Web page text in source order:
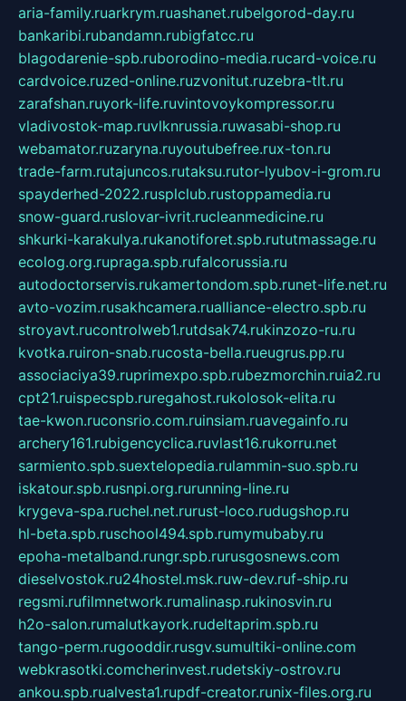
aria-family.ruarkrym.ruashanet.rubelgorod-day.ru
bankaribi.rubandamn.rubigfatcc.ru
blagodarenie-spb.ruborodino-media.rucard-voice.ru
cardvoice.ruzed-online.ruzvonitut.ruzebra-tlt.ru
zarafshan.ruyork-life.ruvintovoykompressor.ru
vladivostok-map.ruvlknrussia.ruwasabi-shop.ru
webamator.ruzaryna.ruyoutubefree.rux-ton.ru
trade-farm.rutajuncos.rutaksu.rutor-lyubov-i-grom.ru
spayderhed-2022.rusplclub.rustoppamedia.ru
snow-guard.ruslovar-ivrit.rucleanmedicine.ru
shkurki-karakulya.rukanotiforet.spb.rututmassage.ru
ecolog.org.rupraga.spb.rufalcorussia.ru
autodoctorservis.rukamertondom.spb.runet-life.net.ru
avto-vozim.rusakhcamera.rualliance-electro.spb.ru
stroyavt.rucontrolweb1.rutdsak74.rukinzozo-ru.ru
kvotka.ruiron-snab.rucosta-bella.rueugrus.pp.ru
associaciya39.ruprimexpo.spb.rubezmorchin.ruia2.ru
cpt21.ruispecspb.ruregahost.rukolosok-elita.ru
tae-kwon.ruconsrio.com.ruinsiam.ruavegainfo.ru
archery161.rubigencyclica.ruvlast16.rukorru.net
sarmiento.spb.suextelopedia.rulammin-suo.spb.ru
iskatour.spb.rusnpi.org.rurunning-line.ru
krygeva-spa.ruchel.net.rurust-loco.rudugshop.ru
hl-beta.spb.ruschool494.spb.rumymubaby.ru
epoha-metalband.rungr.spb.rurusgosnews.com
dieselvostok.ru24hostel.msk.ruw-dev.ruf-ship.ru
regsmi.rufilmnetwork.rumalinasp.rukinosvin.ru
h2o-salon.rumalutkayork.rudeltaprim.spb.ru
tango-perm.rugooddir.rusgv.sumultiki-online.com
webkrasotki.comcherinvest.rudetskiy-ostrov.ru
ankou.spb.rualvesta1.rupdf-creator.runix-files.org.ru